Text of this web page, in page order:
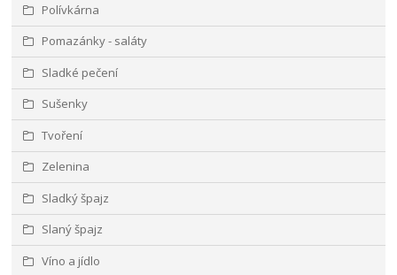
Polívkárna
Pomazánky - saláty
Sladké pečení
Sušenky
Tvoření
Zelenina
Sladký špajz
Slaný špajz
Víno a jídlo